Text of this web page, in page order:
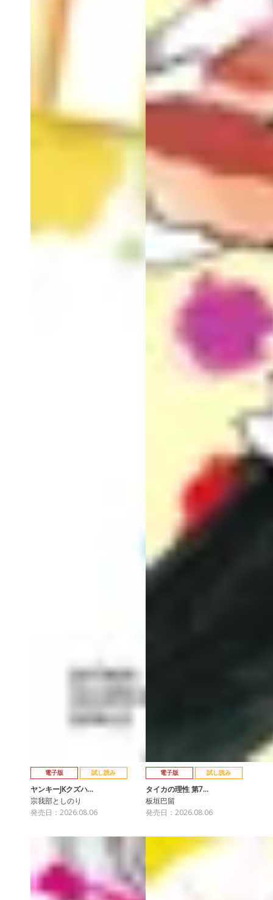
電子版 試し読み
ヤンキーJKクズハ…
宗我部としのり
発売日：2026.08.06
電子版 試し読み
タイカの理性 第7…
板垣巴留
発売日：2026.08.06